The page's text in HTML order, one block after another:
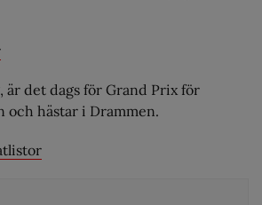
är det dags för Grand Prix för
och hästar i Drammen.